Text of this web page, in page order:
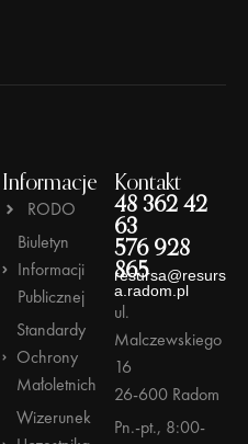
Informacje
RODO
Biuletyn
Informacji
Publicznej
Standardy
Ochrony
Małoletnich
Wizerunek
Kontakt
48 362 42
63
576 928
865
resursa@resurs
a.radom.pl
ul.
Malczewskiego
16
26-600 Radom
Pn.-pt., 8:00-